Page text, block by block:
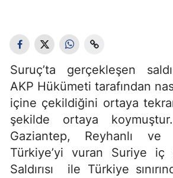
Suruç’ta gerçekleşen
AKP Hükümeti tarafından
içine çekildiğini ortaya
şekilde ortaya
Gaziantep, Reyhanlı ve
Türkiye’yi vuran Suriye iç
Saldırısı ile Türkiye